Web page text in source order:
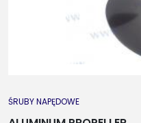
ŚRUBY NAPĘDOWE